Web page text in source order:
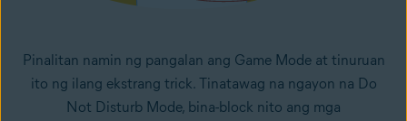
Pinalitan namin ng pangalan ang Game Mode at tinuruan
ito ng ilang ekstrang trick. Tinatawag na ngayon na Do
Not Disturb Mode, bina-block nito ang mga